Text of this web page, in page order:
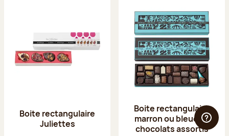
Boite rectangulaire
Juliettes
Boite rectangulaire
marron ou bleue 23
chocolats assortis